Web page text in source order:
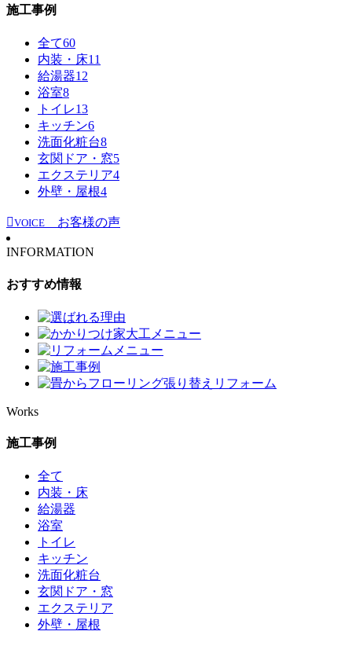
施工事例
全て60
内装・床11
給湯器12
浴室8
トイレ13
キッチン6
洗面化粧台8
玄関ドア・窓5
エクステリア4
外壁・屋根4
VOICE お客様の声
INFORMATION
おすすめ情報
Works
施工事例
全て
内装・床
給湯器
浴室
トイレ
キッチン
洗面化粧台
玄関ドア・窓
エクステリア
外壁・屋根